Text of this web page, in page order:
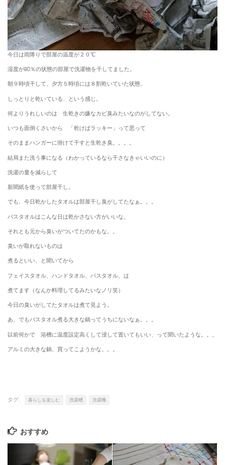
今日は雨降りで部屋の温度が２０℃
湿度が80％の状態の部屋で洗濯物を干してました。
朝９時頃干して、夕方５時頃には８割乾いていた状態。
しっとりと乾いている、という感じ。
何よりうれしいのは 生乾きの嫌なカビ臭みたいなのがしてない。
いつも面倒くさいから 「乾けばラッキー」って思って
そのままハンガーに掛けて干すと生乾き臭。。。。
結局また洗う事になる（わかっているなら干さなきゃいいのに）
洗濯の量を減らして
新聞紙を使って部屋干し。
でも、今日乾かしたタオルは部屋干し臭がしてたなぁ。。。
バスタオルはこんな日は乾かさない方がいいな。
それとも元から臭いがついてたのかもな。。
臭いが取れないものは
煮るといい、と聞いてから
フェイスタオル、ハンドタオル、バスタオル、は
煮てます（なんか料理してるみたいなノリ笑）
今日の臭いがしてたタオルは煮て見よう。
あ、でもバスタオル煮る大きな鍋ってうちにないなぁ。。。
以前何かで 浴槽に温度設定高くして浸して置いてもいい、って聞いたような。。。
アルミの大きな鍋、買ってこようかな。。。
タグ: 暮らしを楽しむ 洗濯槽 洗濯機
おすすめ